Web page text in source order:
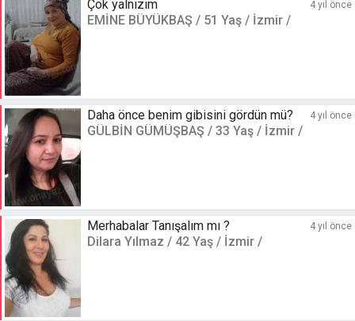
4 yıl önce
Çok yalnızım
EMİNE BÜYÜKBAŞ / 51 Yaş / İzmir /
4 yıl önce
Daha önce benim gibisini gördün mü?
GÜLBİN GÜMÜŞBAŞ / 33 Yaş / İzmir /
4 yıl önce
Merhabalar Tanışalım mı ?
Dilara Yılmaz / 42 Yaş / İzmir /